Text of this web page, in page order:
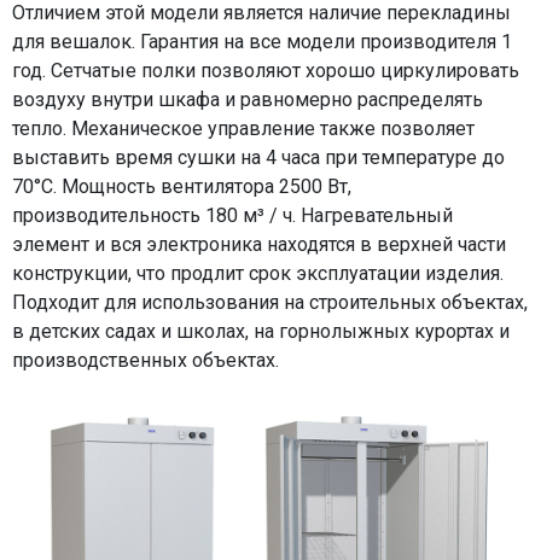
Отличием этой модели является наличие перекладины
для вешалок. Гарантия на все модели производителя 1
год. Сетчатые полки позволяют хорошо циркулировать
воздуху внутри шкафа и равномерно распределять
тепло. Механическое управление также позволяет
выставить время сушки на 4 часа при температуре до
70°С. Мощность вентилятора 2500 Вт,
производительность 180 м³ / ч. Нагревательный
элемент и вся электроника находятся в верхней части
конструкции, что продлит срок эксплуатации изделия.
Подходит для использования на строительных объектах,
в детских садах и школах, на горнолыжных курортах и
производственных объектах.